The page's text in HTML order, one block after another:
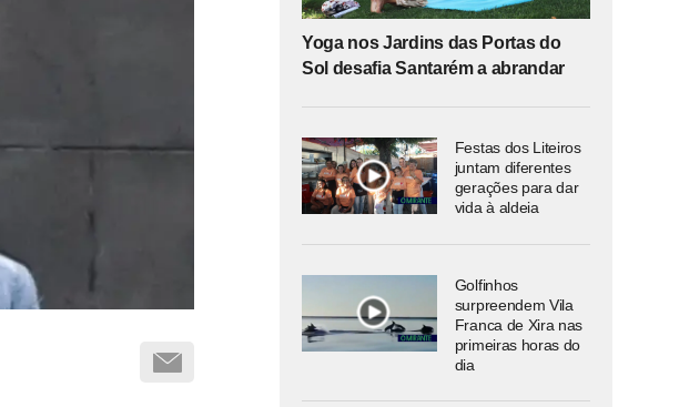
Yoga nos Jardins das Portas do
Sol desafia Santarém a abrandar
Festas dos Liteiros
juntam diferentes
gerações para dar
vida à aldeia
Golfinhos
surpreendem Vila
Franca de Xira nas
primeiras horas do
dia